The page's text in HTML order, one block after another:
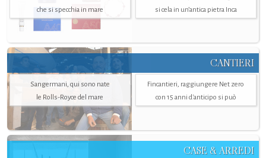
che si specchia in mare
si cela in un’antica pietra Inca
CANTIERI
Sangermani, qui sono nate
le Rolls-Royce del mare
Fincantieri, raggiungere Net zero
con 15 anni d'anticipo si può
CASE & ARREDI